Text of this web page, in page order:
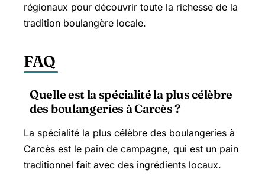
régionaux pour découvrir toute la richesse de la
tradition boulangère locale.
FAQ
Quelle est la spécialité la plus célèbre
des boulangeries à Carcès ?
La spécialité la plus célèbre des boulangeries à
Carcès est le pain de campagne, qui est un pain
traditionnel fait avec des ingrédients locaux.